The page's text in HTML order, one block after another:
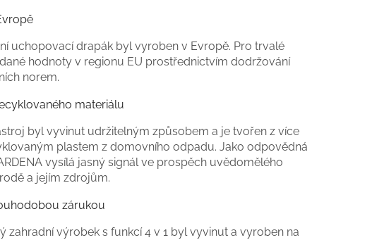
uchopovací drapák byl vyroben v Evropě. Pro trvalé
hodnoty v regionu EU prostřednictvím dodržování
norem.
materiálu
byl vyvinut udržitelným způsobem a je tvořen z více
plastem z domovního odpadu. Jako odpovědná
vysílá jasný signál ve prospěch uvědomělého
a jejím zdrojům.
zárukou
zahradní výrobek s funkcí 4 v 1 byl vyvinut a vyroben na